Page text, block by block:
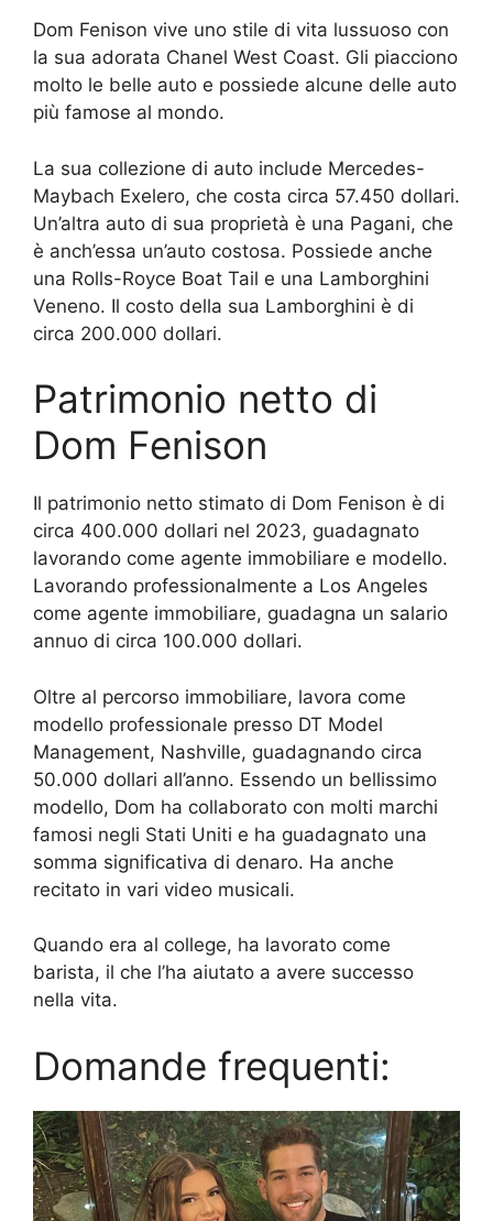
Dom Fenison vive uno stile di vita lussuoso con
la sua adorata Chanel West Coast. Gli piacciono
molto le belle auto e possiede alcune delle auto
più famose al mondo.
La sua collezione di auto include Mercedes-
Maybach Exelero, che costa circa 57.450 dollari.
Un’altra auto di sua proprietà è una Pagani, che
è anch’essa un’auto costosa. Possiede anche
una Rolls-Royce Boat Tail e una Lamborghini
Veneno. Il costo della sua Lamborghini è di
circa 200.000 dollari.
Patrimonio netto di
Dom Fenison
Il patrimonio netto stimato di Dom Fenison è di
circa 400.000 dollari nel 2023, guadagnato
lavorando come agente immobiliare e modello.
Lavorando professionalmente a Los Angeles
come agente immobiliare, guadagna un salario
annuo di circa 100.000 dollari.
Oltre al percorso immobiliare, lavora come
modello professionale presso DT Model
Management, Nashville, guadagnando circa
50.000 dollari all’anno. Essendo un bellissimo
modello, Dom ha collaborato con molti marchi
famosi negli Stati Uniti e ha guadagnato una
somma significativa di denaro. Ha anche
recitato in vari video musicali.
Quando era al college, ha lavorato come
barista, il che l’ha aiutato a avere successo
nella vita.
Domande frequenti: